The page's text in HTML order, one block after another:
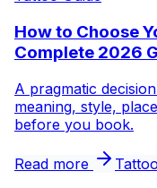
How to Choose
Complete 2026
A pragmatic
meaning, style,
before you book.
Read more